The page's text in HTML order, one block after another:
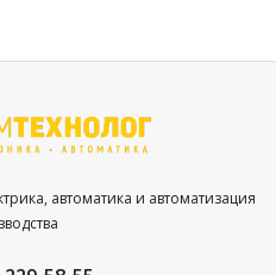
автоматика и автоматизация